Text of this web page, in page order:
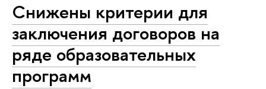
Снижены критерии для
заключения договоров на
ряде образовательных
программ